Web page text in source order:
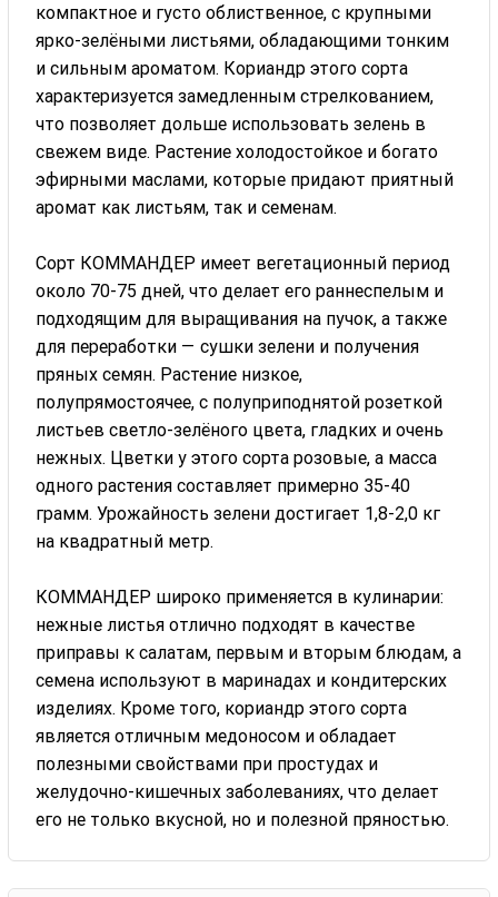
компактное и густо облиственное, с крупными
ярко-зелёными листьями, обладающими тонким
и сильным ароматом. Кориандр этого сорта
характеризуется замедленным стрелкованием,
что позволяет дольше использовать зелень в
свежем виде. Растение холодостойкое и богато
эфирными маслами, которые придают приятный
аромат как листьям, так и семенам.
Сорт КОММАНДЕР имеет вегетационный период
около 70-75 дней, что делает его раннеспелым и
подходящим для выращивания на пучок, а также
для переработки — сушки зелени и получения
пряных семян. Растение низкое,
полупрямостоячее, с полуприподнятой розеткой
листьев светло-зелёного цвета, гладких и очень
нежных. Цветки у этого сорта розовые, а масса
одного растения составляет примерно 35-40
грамм. Урожайность зелени достигает 1,8-2,0 кг
на квадратный метр.
КОММАНДЕР широко применяется в кулинарии:
нежные листья отлично подходят в качестве
приправы к салатам, первым и вторым блюдам, а
семена используют в маринадах и кондитерских
изделиях. Кроме того, кориандр этого сорта
является отличным медоносом и обладает
полезными свойствами при простудах и
желудочно-кишечных заболеваниях, что делает
его не только вкусной, но и полезной пряностью.